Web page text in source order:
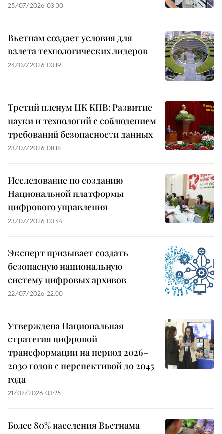
25/07/2026 03:00
Вьетнам создает условия для
взлета технологических лидеров
24/07/2026 03:19
Третий пленум ЦК КПВ: Развитие
науки и технологий с соблюдением
требований безопасности данных
23/07/2026 08:18
Исследование по созданию
Национальной платформы
цифрового управления
23/07/2026 03:44
Эксперт призывает создать
безопасную национальную
систему цифровых архивов
22/07/2026 22:00
Утверждена Национальная
стратегия цифровой
трансформации на период 2026–
2030 годов с перспективой до 2045
года
21/07/2026 03:25
Более 80% населения Вьетнама